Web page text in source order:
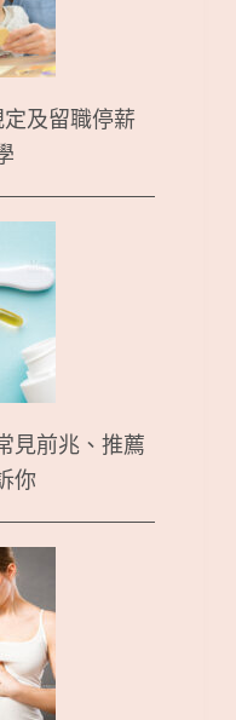
及留職停薪
見前兆、推薦
你